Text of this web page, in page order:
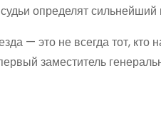
определят
— это не всегда тот, кто
заместитель